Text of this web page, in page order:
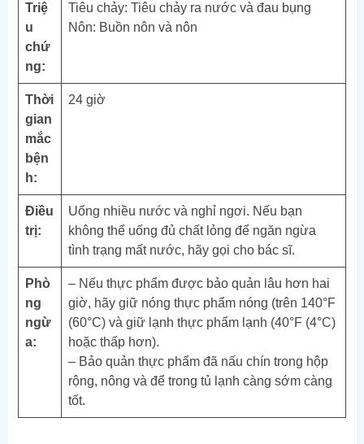
Triệ
u
chứ
ng:
Tiêu chảy: Tiêu chảy ra nước và đau bụng
Nôn: Buồn nôn và nôn
Thời
gian
mắc
bện
h:
24 giờ
Điều
trị:
Uống nhiều nước và nghỉ ngơi. Nếu bạn
không thể uống đủ chất lỏng để ngăn ngừa
tình trạng mất nước, hãy gọi cho bác sĩ.
Phò
ng
ngừ
a:
– Nếu thực phẩm được bảo quản lâu hơn hai
giờ, hãy giữ nóng thực phẩm nóng (trên 140°F
(60°C) và giữ lạnh thực phẩm lạnh (40°F (4°C)
hoặc thấp hơn).
– Bảo quản thực phẩm đã nấu chín trong hộp
rộng, nông và để trong tủ lạnh càng sớm càng
tốt.